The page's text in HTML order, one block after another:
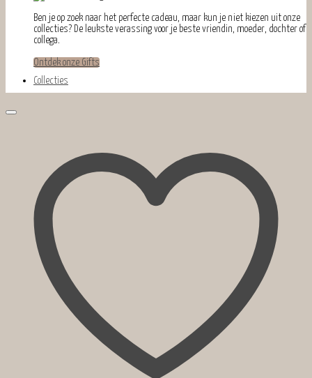
Ben je op zoek naar het perfecte cadeau, maar kun je niet kiezen uit onze
collecties? De leukste verassing voor je beste vriendin, moeder, dochter of
collega.
Ontdek onze Gifts
Collecties